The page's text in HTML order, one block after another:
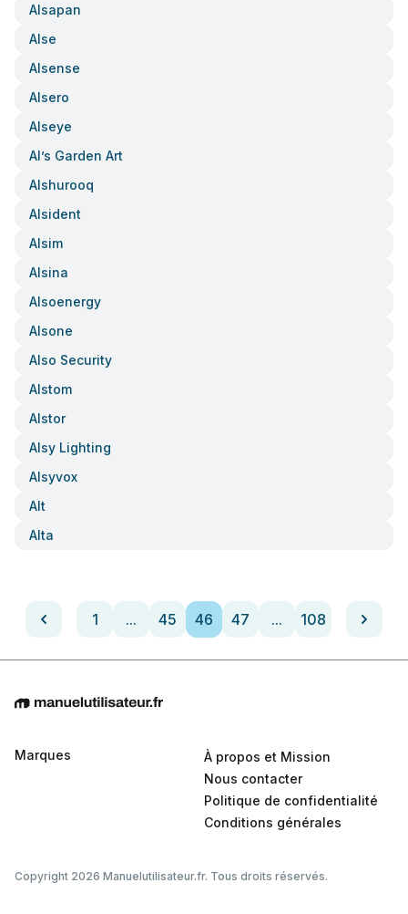
Alsapan
Alse
Alsense
Alsero
Alseye
Al’s Garden Art
Alshurooq
Alsident
Alsim
Alsina
Alsoenergy
Alsone
Also Security
Alstom
Alstor
Alsy Lighting
Alsyvox
Alt
Alta
1 ... 45 46 47 ... 108
Marques
À propos et Mission
Nous contacter
Politique de confidentialité
Conditions générales
Copyright 2026 Manuelutilisateur.fr. Tous droits réservés.